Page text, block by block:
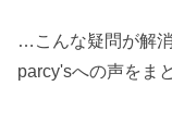
…こんな疑問が解
parcy'sへの声をま